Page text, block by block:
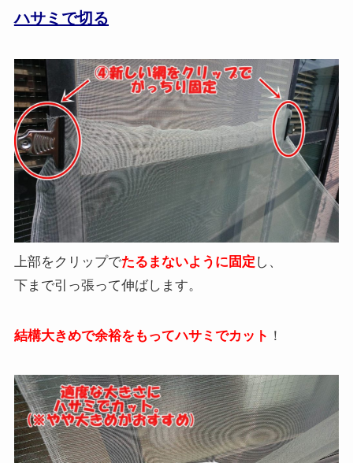
ハサミで切る
上部をクリップでたるまないように固定 し、
下まで引っ張って伸ばします。
結構大きめで余裕をもってハサミでカット ！